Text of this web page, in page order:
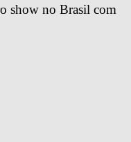
show no Brasil com